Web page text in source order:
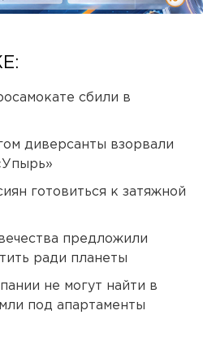
сбили в
диверсанты взорвали
готовиться к затяжной
предложили
ради планеты
не могут найти в
под апартаменты